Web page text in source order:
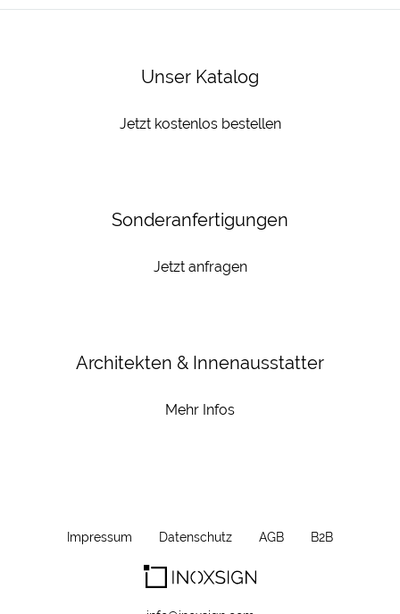
Unser Katalog
Jetzt kostenlos bestellen
Sonderanfertigungen
Jetzt anfragen
Architekten & Innenausstatter
Mehr Infos
Impressum Datenschutz AGB B2B